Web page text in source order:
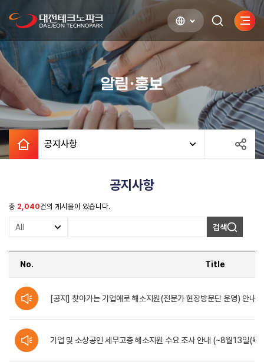
검색하기사이
열기
알림·홍보
공지사항
공지사항
총 2,040건의 게시물이 있습니다.
검색
번호,
제목,
조회수,
첨부파일
순으로
No. Title
[공지] 찾아가는 기업애로 해소지원(전문가 현장방문단 운영) 안내
기업 및 소상공인 세무고충 해소지원 수요 조사 안내 (~8월13일(